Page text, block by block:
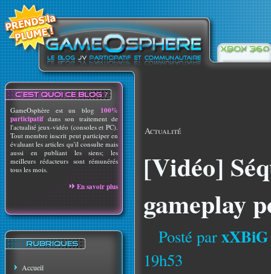
GameOsphère est un blog 100%
participatif dans son traitement de
l'actualité jeux-vidéo (consoles et PC).
Tout membre inscrit peut participer en
évaluant les articles qu'il consulte mais
aussi en publiant les siens; les
meilleurs rédacteurs sont rémunérés
tous les mois.
En savoir plus
Accueil
Actualité
[Vidéo]
gameplay
Posté par
19h53